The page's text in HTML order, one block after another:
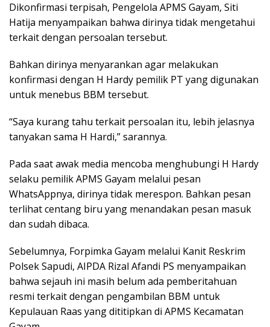
Dikonfirmasi terpisah, Pengelola APMS Gayam, Siti
Hatija menyampaikan bahwa dirinya tidak mengetahui
terkait dengan persoalan tersebut.
Bahkan dirinya menyarankan agar melakukan
konfirmasi dengan H Hardy pemilik PT yang digunakan
untuk menebus BBM tersebut.
“Saya kurang tahu terkait persoalan itu, lebih jelasnya
tanyakan sama H Hardi,” sarannya.
Pada saat awak media mencoba menghubungi H Hardy
selaku pemilik APMS Gayam melalui pesan
WhatsAppnya, dirinya tidak merespon. Bahkan pesan
terlihat centang biru yang menandakan pesan masuk
dan sudah dibaca.
Sebelumnya, Forpimka Gayam melalui Kanit Reskrim
Polsek Sapudi, AIPDA Rizal Afandi PS menyampaikan
bahwa sejauh ini masih belum ada pemberitahuan
resmi terkait dengan pengambilan BBM untuk
Kepulauan Raas yang dititipkan di APMS Kecamatan